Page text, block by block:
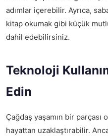
adımlar içerebilir. Ayrıca,
kitap okumak gibi küçük
dahil edebilirsiniz.
Teknoloji
Edin
Çağdaş yaşamın bir
hayattan uzaklaştırabilir.